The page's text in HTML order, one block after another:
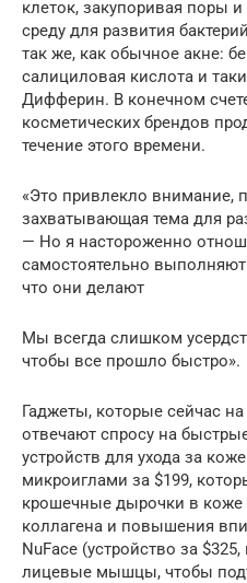
клеток, закупоривая поры
среду для развития
так же, как обычное акне:
салициловая кислота и
Дифферин. В конечном
косметических брендов
течение этого времени.
«Это привлекло внимание,
захватывающая тема для
— Но я настороженно
самостоятельно
что они делают
Мы всегда слишком
чтобы все прошло быстро».
Гаджеты, которые сейчас
отвечают спросу на
устройств для ухода за
микроиглами за $199,
крошечные дырочки в коже
коллагена и повышения
NuFace (устройство за
лицевые мышцы, чтобы